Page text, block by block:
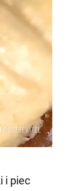
i piec